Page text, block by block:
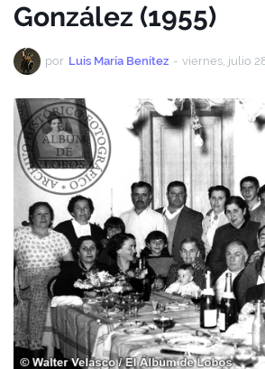
González (1955)
por Luis María Benítez - viernes, julio